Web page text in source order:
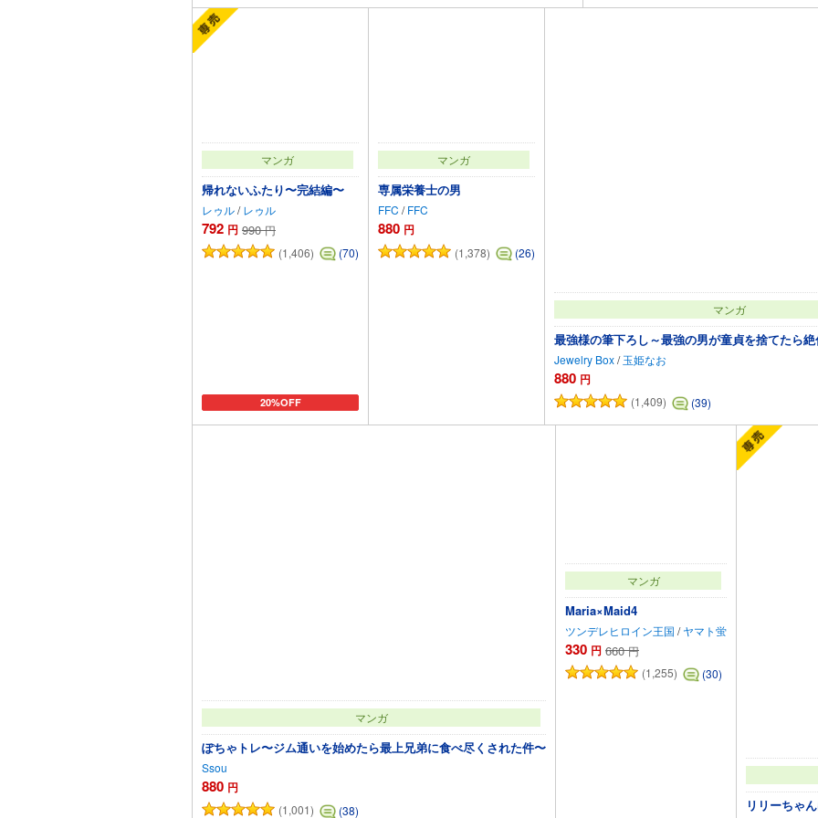
マンガ
帰れないふたり〜完結編〜
レゥル/ レゥル
792 円 990 円
(1,406)
(70)
20%OFF
カートに追加
マンガ
専属栄養士の男
FFC / FFC
880 円
(1,378) (26)
マンガ
最強様の筆下ろし～最強の男が童貞を捨てたら
Jewelry Box/ 玉姫なお
880 円
(1,409) (39)カートに追加
マンガ
ぽちゃトレ〜ジム通いを始めたら最上兄弟に食べ尽くされた件〜
Ssou
880 円
(1,001) (38)
マンガ
Maria×Maid4
ツンデレヒロイン王国 / ヤマト蛍
330 円 660 円
(1,255)
(30)
リリーちゃ